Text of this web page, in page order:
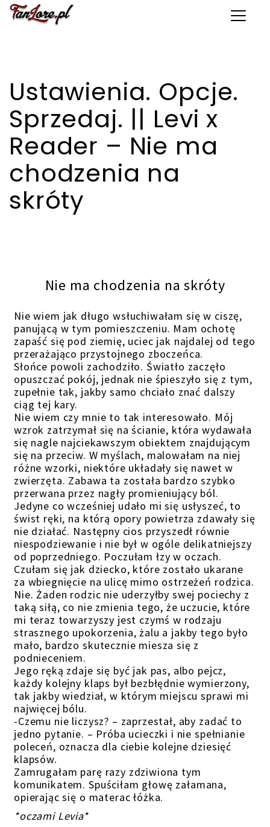
Toggle
Ustawienia. Opcje.
Sprzedaj. || Levi x
Reader – Nie ma
chodzenia na
skróty
Nie ma chodzenia na skróty
Nie wiem jak długo wsłuchiwałam się w ciszę,
panującą w tym pomieszczeniu. Mam ochotę
zapaść się pod ziemię, uciec jak najdalej od tego
przerażająco przystojnego zboczeńca.
Słońce powoli zachodziło. Światło zaczęło
opuszczać pokój, jednak nie śpieszyło się z tym,
zupełnie tak, jakby samo chciało znać dalszy
ciąg tej kary.
Nie wiem czy mnie to tak interesowało. Mój
wzrok zatrzymał się na ścianie, która wydawała
się nagle najciekawszym obiektem znajdującym
się na przeciw. W myślach, malowałam na niej
różne wzorki, niektóre układały się nawet w
zwierzęta. Zabawa ta została bardzo szybko
przerwana przez nagły promieniujący ból.
Jedyne co wcześniej udało mi się usłyszeć, to
świst ręki, na którą opory powietrza zdawały się
nie działać. Następny cios przyszedł równie
niespodziewanie i nie był w ogóle delikatniejszy
od poprzedniego. Poczułam łzy w oczach.
Czułam się jak dziecko, które zostało ukarane
za wbiegnięcie na ulicę mimo ostrzeżeń rodzica.
Nie. Żaden rodzic nie uderzyłby swej pociechy z
taką siłą, co nie zmienia tego, że uczucie, które
mi teraz towarzyszy jest czymś w rodzaju
strasznego upokorzenia, żalu a jakby tego było
mało, bardzo skutecznie miesza się z
podnieceniem.
Jego ręką zdaje się być jak pas, albo pejcz,
każdy kolejny klaps był bezbłędnie wymierzony,
tak jakby wiedział, w którym miejscu sprawi mi
najwięcej bólu.
-Czemu nie liczysz? – zaprzestał, aby zadać to
jedno pytanie. – Próba ucieczki i nie spełnianie
poleceń, oznacza dla ciebie kolejne dziesięć
klapsów.
Zamrugałam parę razy zdziwiona tym
komunikatem. Spuściłam głowę załamana,
opierając się o materac łóżka.
*oczami Levia*